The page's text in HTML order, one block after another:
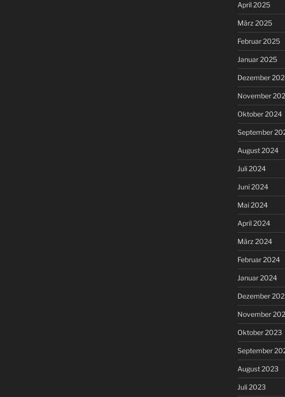
April 2025
März 2025
Februar 2025
Januar 2025
Dezember
November
Oktober 2024
September
August 2024
Juli 2024
Juni 2024
Mai 2024
April 2024
März 2024
Februar 2024
Januar 2024
Dezember
November
Oktober 2023
September
August 2023
Juli 2023